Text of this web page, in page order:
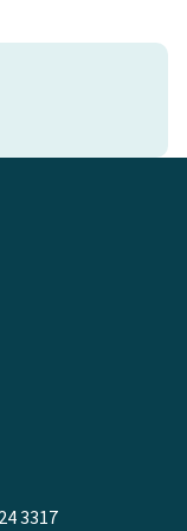
3317